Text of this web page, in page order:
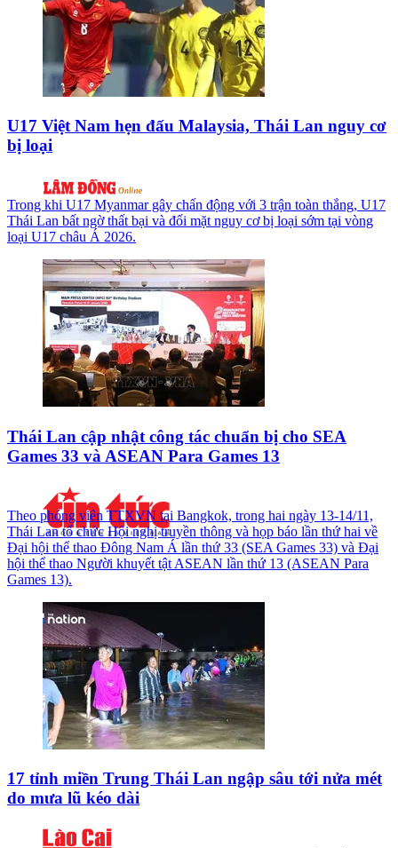
U17 Việt Nam hẹn đấu Malaysia, Thái Lan nguy cơ
bị loại
Trong khi U17 Myanmar gây chấn động với 3 trận toàn thắng, U17
Thái Lan bất ngờ thất bại và đối mặt nguy cơ bị loại sớm tại vòng
loại U17 châu Á 2026.
Thái Lan cập nhật công tác chuẩn bị cho SEA
Games 33 và ASEAN Para Games 13
Theo phóng viên TTXVN tại Bangkok, trong hai ngày 13-14/11,
Thái Lan tổ chức Hội nghị truyền thông và họp báo lần thứ hai về
Đại hội thể thao Đông Nam Á lần thứ 33 (SEA Games 33) và Đại
hội thể thao Người khuyết tật ASEAN lần thứ 13 (ASEAN Para
Games 13).
17 tỉnh miền Trung Thái Lan ngập sâu tới nửa mét
do mưa lũ kéo dài